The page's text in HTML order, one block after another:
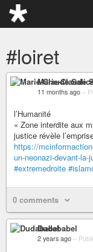
#loiret
Marie-Claude
11 months ago –
l’Humanité
« Zone interdite aux
justice révèle
https://
un-neonazi-devant-la-
#extremedroite
0 comments
Dudababel
2 years ago –